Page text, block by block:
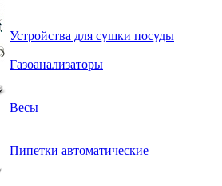
Устройства для сушки посуды
Газоанализаторы
Весы
Пипетки автоматические